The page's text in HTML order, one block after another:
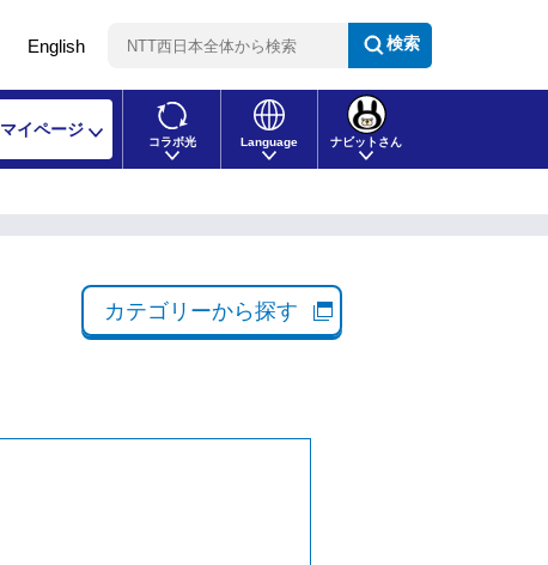
English 検索
マイページ
コラボ光 Language ナビットさん
カテゴリーから探す